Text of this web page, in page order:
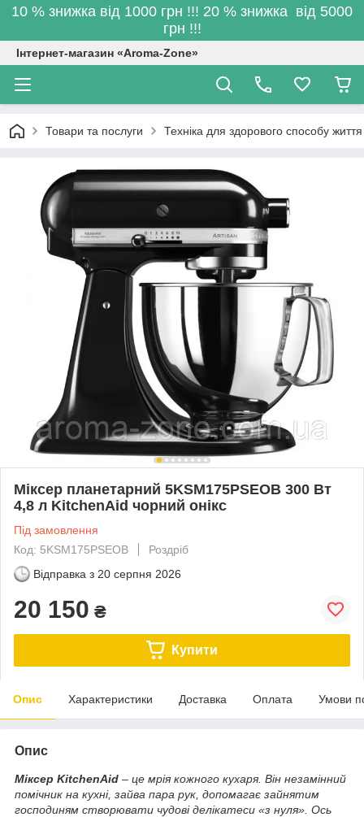
10 % знижка від 1000 грн !!! 20 % знижка від 5000
грн !!!
Інтернет-магазин «Aroma-Zone»
Товари та послуги Техніка для здорового способу життя
Міксер планетарний 5KSM175PSEOB 300 Вт
4,8 л KitchenAid чорний онікс
Під замовлення
Код: 5KSM175PSEOB
Роздріб
Відправка з 20 серпня 2026
20 150 ₴
Купити
Опис Характеристики Доставка Оплата Умови
Опис
Міксер KitchenAid – це мрія кожного кухаря. Він незамінний
помічник на кухні, зайва пара рук, допомагає зайнятим
господиням створювати чудові делікатеси «з нуля». Ось